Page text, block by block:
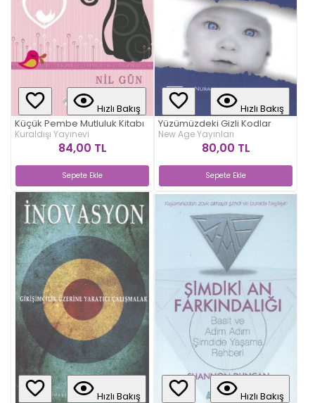
Hızlı Bakış
Küçük Pembe Mutluluk Kitabı
Kuraldışı Yayınevi
84,00 TL
Sepete Ekle
Hızlı Bakış
Yüzümüzdeki Gizli Kodlar
New Age Yayınları
80,00 TL
Sepete Ekle
Hızlı Bakış
Hızlı Bakış